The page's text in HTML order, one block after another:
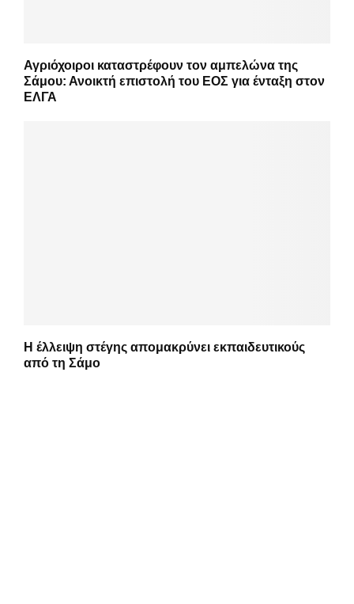
Αγριόχοιροι καταστρέφουν τον αμπελώνα της
Σάμου: Ανοικτή επιστολή του ΕΟΣ για ένταξη στον
ΕΛΓΑ
Η έλλειψη στέγης απομακρύνει εκπαιδευτικούς
από τη Σάμο